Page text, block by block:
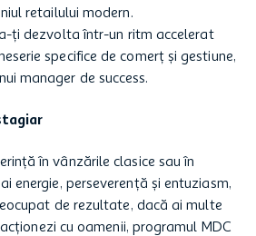
retailului modern.
ți dezvolta într-un ritm accelerat
specifice de comerţ şi gestiune,
manager de success.
în vânzările clasice sau în
energie, perseverență și entuziasm,
de rezultate, dacă ai multe
cu oamenii, programul MDC